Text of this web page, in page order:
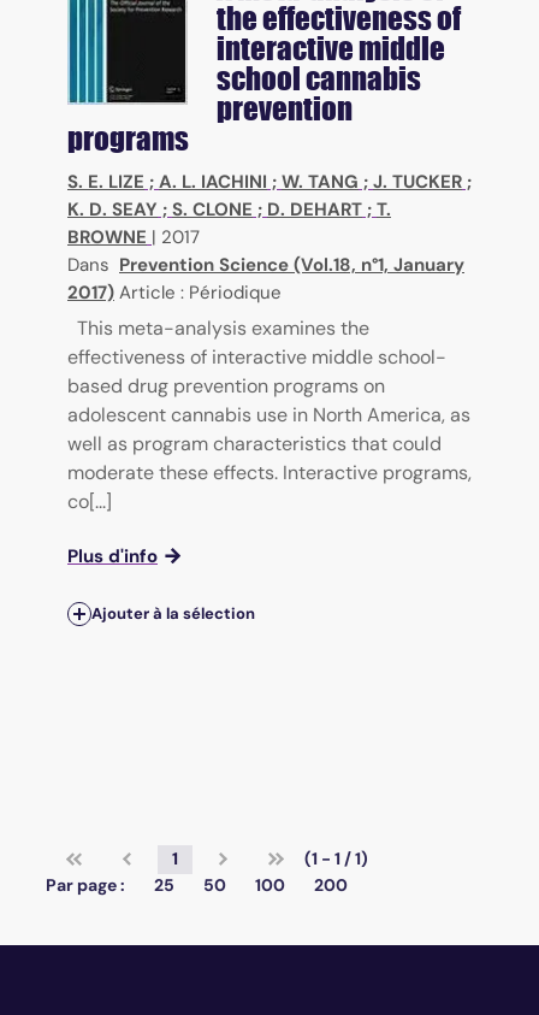
the effectiveness of
interactive middle
school cannabis
prevention
programs
S. E. LIZE ; A. L. IACHINI ; W. TANG ; J. TUCKER ;
K. D. SEAY ; S. CLONE ; D. DEHART ; T.
BROWNE | 2017
Dans Prevention Science (Vol.18, n°1, January
2017) Article : Périodique
This meta-analysis examines the
effectiveness of interactive middle school-
based drug prevention programs on
adolescent cannabis use in North America, as
well as program characteristics that could
moderate these effects. Interactive programs,
co[...]
Plus d'info
Ajouter à la sélection
1
(1 - 1 / 1)
Par page :
25 50 100 200